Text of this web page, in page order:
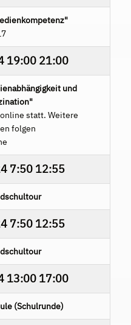
19:00 21:00
und
statt. Weitere
folgen
7:50 12:55
7:50 12:55
13:00 17:00
(Schulrunde)